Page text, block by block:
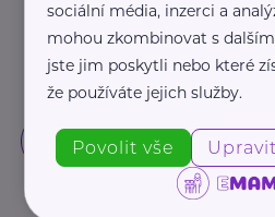
sociální média, inzerci a
mohou zkombinovat s
jste jim poskytli nebo které
že používáte jejich služby.
Povolit vše Upravit